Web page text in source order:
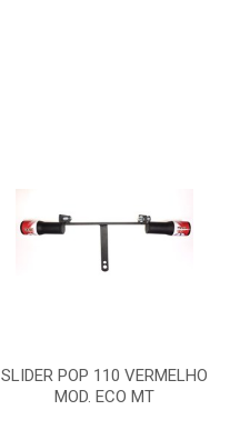
SLIDER POP 110 VERMELHO
MOD. ECO MT